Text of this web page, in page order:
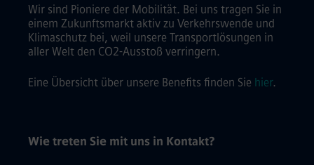
Wir sind Pioniere der Mobilität. Bei uns tragen Sie in
einem Zukunftsmarkt aktiv zu Verkehrswende und
Klimaschutz bei, weil unsere Transportlösungen in
aller Welt den CO2-Ausstoß verringern.
Eine Übersicht über unsere Benefits finden Sie hier.
Wie treten Sie mit uns in Kontakt?